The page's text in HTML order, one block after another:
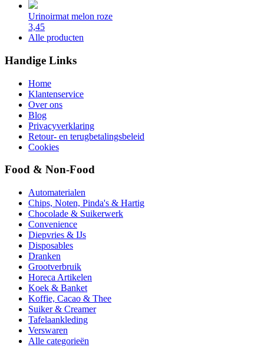
Urinoirmat melon roze
3,45
Alle producten
Handige Links
Home
Klantenservice
Over ons
Blog
Privacyverklaring
Retour- en terugbetalingsbeleid
Cookies
Food & Non-Food
Automaterialen
Chips, Noten, Pinda's & Hartig
Chocolade & Suikerwerk
Convenience
Diepvries & IJs
Disposables
Dranken
Grootverbruik
Horeca Artikelen
Koek & Banket
Koffie, Cacao & Thee
Suiker & Creamer
Tafelaankleding
Verswaren
Alle categorieën